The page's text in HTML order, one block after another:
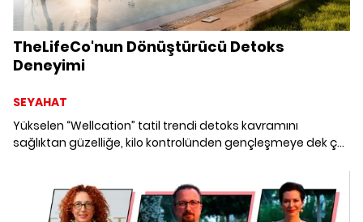
TheLifeCo'nun Dönüştürücü Detoks
Deneyimi
SEYAHAT
Yükselen “Wellcation” tatil trendi detoks kavramını
sağlıktan güzelliğe, kilo kontrolünden gençleşmeye dek çok